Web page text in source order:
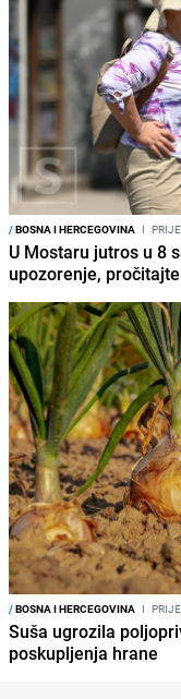
/BOSNA I HERCEGOVINA I
U Mostaru jutros u 8
upozorenje,
/BOSNA I HERCEGOVINA I
Suša ugrozila
poskupljenja hrane